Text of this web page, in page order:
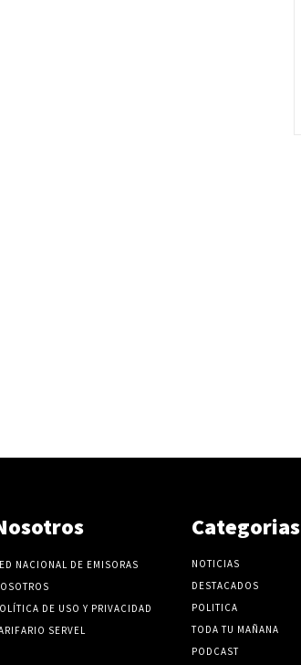
NACIONAL DE EMISORAS
DE USO Y PRIVACIDAD
SERVEL
Categorias
NOTICIAS
DESTACADOS
POLITICA
TODA TU MAÑANA
PODCAST